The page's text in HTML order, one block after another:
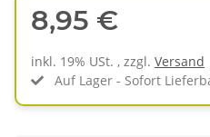
8,95 €
inkl. 19% USt. , zzgl. Versand
Auf Lager - Sofort